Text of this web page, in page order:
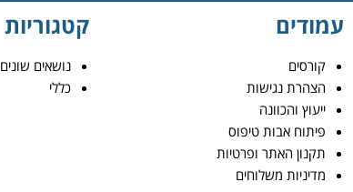
עמודים
קורסים
הצהרת נגישות
ייעוץ והכוונה
פיתוח אבות טיפוס
תקנון האתר ופרטיות
מדיניות משלוחים
קטגוריות
נושאים שונים
כללי